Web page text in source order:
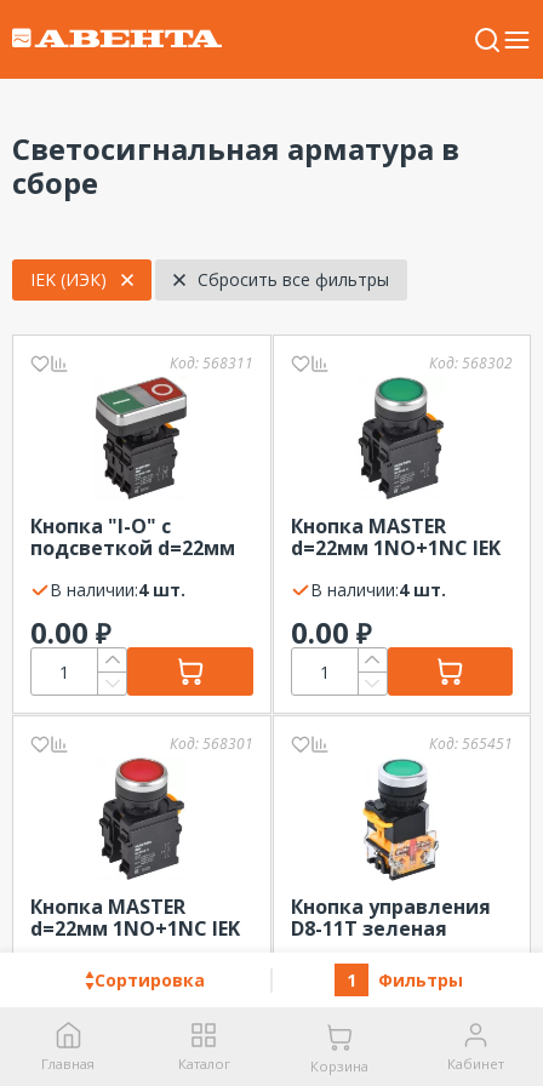
Светосигнальная арматура в
сборе
Сортировка 1 Фильтры
IEK (ИЭК) Сбросить все фильтры
Код:568311
Кнопка "I-O" с
подсветкой d=22мм
В наличии: 4 шт.
0.00 ₽
Код:568302
Кнопка MASTER
d=22мм 1NO+1NC IEK
В наличии: 4 шт.
0.00 ₽
Код:568301
Кнопка MASTER
d=22мм 1NO+1NC IEK
В наличии:
0.00
Код:565451
Кнопка управления
D8-11T зеленая
фиксацией IEK
В наличии:
Главная Каталог Корзина Кабинет